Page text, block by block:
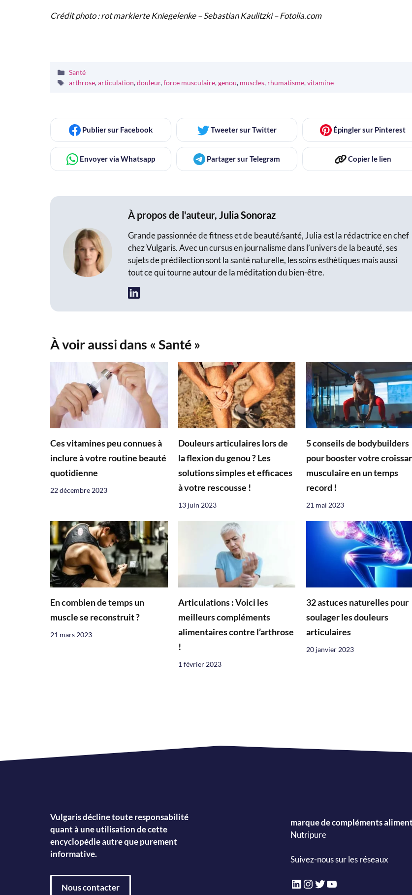
Crédit photo : rot markierte Kniegelenke – Sebastian Kaulitzki – Fotolia.com
Catégories
Santé
Étiquettes
arthrose,articulation,douleur,force musculaire,genou, muscles, rhumatisme,vitamine
Publiersur Facebook Tweetersur Twitter Épinglersur Pinterest
Envoyervia Whatsapp Partagersur Telegram Copierle lien
À propos de l'auteur, Julia Sonoraz
Grande passionnée de fitness et de beauté/santé, Julia est la rédactrice en chef
chez Vulgaris. Avec un cursus en journalisme dans l’univers de la beauté, ses
sujets de prédilection sont la santé naturelle, les soins esthétiques mais aussi
tout ce qui tourne autour de la méditation du bien-être.
À voir aussi dans « Santé »
Ces vitamines peu connues à
inclure à votre routine beauté
quotidienne
22 décembre 2023
Douleurs articulaires lors de
la flexion du genou ? Les
solutions simples et efficaces
à votre rescousse !
13 juin 2023
5 conseils de bodybuilders
pour booster votre
musculaire en un temps
record !
21 mai 2023
En combien de temps un
muscle se reconstruit ?
21 mars 2023
Articulations : Voici les
meilleurs compléments
alimentaires contre l’arthrose
!
1 février 2023
32 astuces naturelles pour
soulager les douleurs
articulaires
20 janvier 2023
Vulgaris décline toute responsabilité
quant à une utilisation de cette
encyclopédie autre que purement
informative.
Nous contacter
marque de compléments
Nutripure
Suivez-nous sur les réseaux
LinkedIn
Instagram
Twitter
YouTube